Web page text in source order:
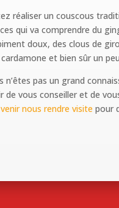
réaliser un couscous
qui va comprendre du
doux, des clous de
et bien sûr un
n’êtes pas un grand
de vous conseiller et de
nous rendre visitepour